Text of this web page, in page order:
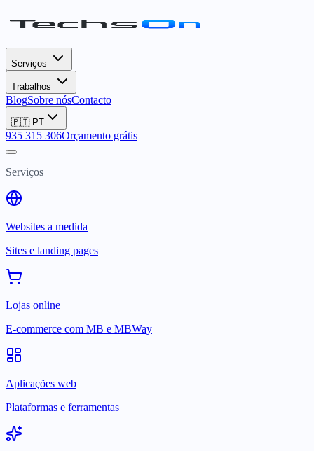
Serviços
Trabalhos
BlogSobre nósContacto
🇵🇹 PT
935 315 306Orçamento grátis
Serviços
Websites a medida
Sites e landing pages
Lojas online
E-commerce com MB e MBWay
Aplicações web
Plataformas e ferramentas